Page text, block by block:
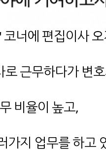
너에 편집이사
근무하다가 변
비율이 높고,
가지 업무를 하고